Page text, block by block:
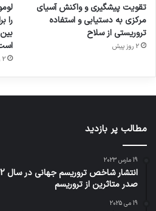
تقویت پیشگیری و واکنش آسیای
مرکزی به دستیابی و استفاده
تروریستی از سلاح
2 روز پیش
را
2 روز پیش
مطالب پر بازدید
19 مارس 2023
صدر متاثرین از تروریسم
19 می 2025